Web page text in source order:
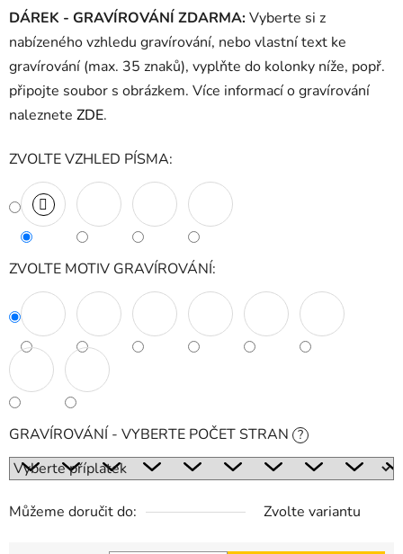
DÁREK - GRAVÍROVÁNÍ ZDARMA:Vyberte si z
nabízeného vzhledu gravírování, nebo vlastní text ke
gravírování (max. 35 znaků), vyplňte do kolonky níže, popř.
připojte soubor s obrázkem. Více informací o gravírování
naleznete ZDE.
ZVOLTE VZHLED PÍSMA:
ZVOLTE MOTIV GRAVÍROVÁNÍ:
GRAVÍROVÁNÍ - VYBERTE POČET STRAN ?
Můžeme doručit do: Zvolte variantu